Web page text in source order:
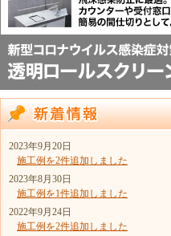
2023年9月20日
施工例を2件追加しました
2023年8月30日
施工例を1件追加しました
2022年9月24日
施工例を2件追加しました